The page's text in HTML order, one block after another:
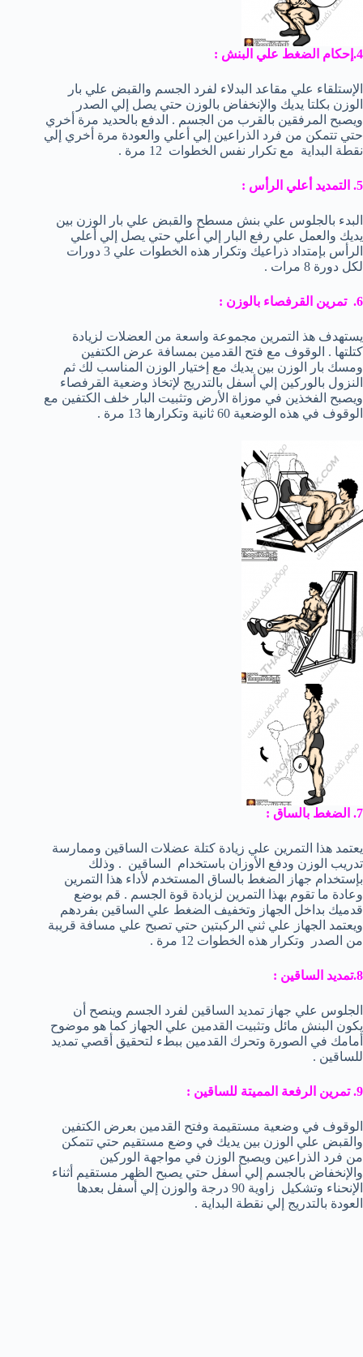
4.إحكام الضغط علي البنش :
الإستلقاء علي مقاعد البدلاء لفرد الجسم والقبض علي بار
الوزن بكلتا يديك والإنخفاض بالوزن حتي يصل إلي الصدر
ويصبح المرفقين بالقرب من الجسم . الدفع بالحديد مرة أخري
حتي تتمكن من فرد الذراعين إلي أعلي والعودة مرة أخري إلي
نقطة البداية مع تكرار نفس الخطوات 12 مرة .
5. التمديد أعلي الرأس :
البدء بالجلوس علي بنش مسطح والقبض علي بار الوزن بين
يديك والعمل علي رفع البار إلي أعلي حتي يصل إلي أعلي
الرأس بإمتداد ذراعيك وتكرار هذه الخطوات علي 3 دورات
لكل دورة 8 مرات .
6. تمرين القرفصاء بالوزن :
يستهدف هذ التمرين مجموعة واسعة من العضلات لزيادة
كتلتها . الوقوف مع فتح القدمين بمسافة عرض الكتفين
ومسك بار الوزن بين يديك مع إختيار الوزن المناسب لك ثم
النزول بالوركين إلي أسفل بالتدريج لإتخاذ وضعية القرفصاء
ويصبح الفخذين في موزاة الأرض وتثبيت البار خلف الكتفين مع
الوقوف في هذه الوضعية 60 ثانية وتكرارها 13 مرة .
7. الضغط بالساق :
يعتمد هذا التمرين علي زيادة كتلة عضلات الساقين وممارسة
تدريب الوزن ودفع الأوزان باستخدام الساقين . وذلك
بإستخدام جهاز الضغط بالساق المستخدم لأداء هذا التمرين
وعادة ما تقوم بهذا التمرين لزيادة قوة الجسم . قم بوضع
قدميك بداخل الجهاز وتخفيف الضغط علي الساقين بفردهم
ويعتمد الجهاز علي ثني الركبتين حتي تصبح علي مسافة قريبة
من الصدر وتكرار هذه الخطوات 12 مرة .
8.تمديد الساقين :
الجلوس علي جهاز تمديد الساقين لفرد الجسم وينصح أن
يكون البنش مائل وتثبيت القدمين علي الجهاز كما هو موضوح
أمامك في الصورة وتحرك القدمين ببطء لتحقيق أقصي تمديد
للساقين .
9. تمرين الرفعة المميتة للساقين :
الوقوف في وضعية مستقيمة وفتح القدمين بعرض الكتفين
والقبض علي الوزن بين يديك في وضع مستقيم حتي تتمكن
من فرد الذراعين ويصبح الوزن في مواجهة الوركين
والإنخفاض بالجسم إلي أسفل حتي يصبح الظهر مستقيم أثناء
الإنحناء وتشكيل زاوية 90 درجة والوزن إلي أسفل بعدها
العودة بالتدريج إلي نقطة البداية .